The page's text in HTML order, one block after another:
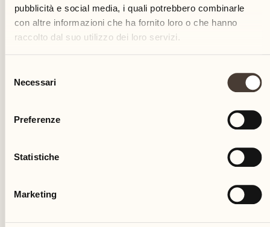
pubblicità e social media, i quali potrebbero combinarle
con altre informazioni che ha fornito loro o che hanno
raccolto dal suo utilizzo dei loro servizi.
delNecessari
Preferenze
Statistiche
Marketing
Rilassamento profondo con
Scopra i trattamenti esclusivi di Sabine Kauker